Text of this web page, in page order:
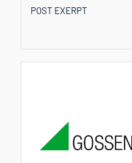
POST EXERPT